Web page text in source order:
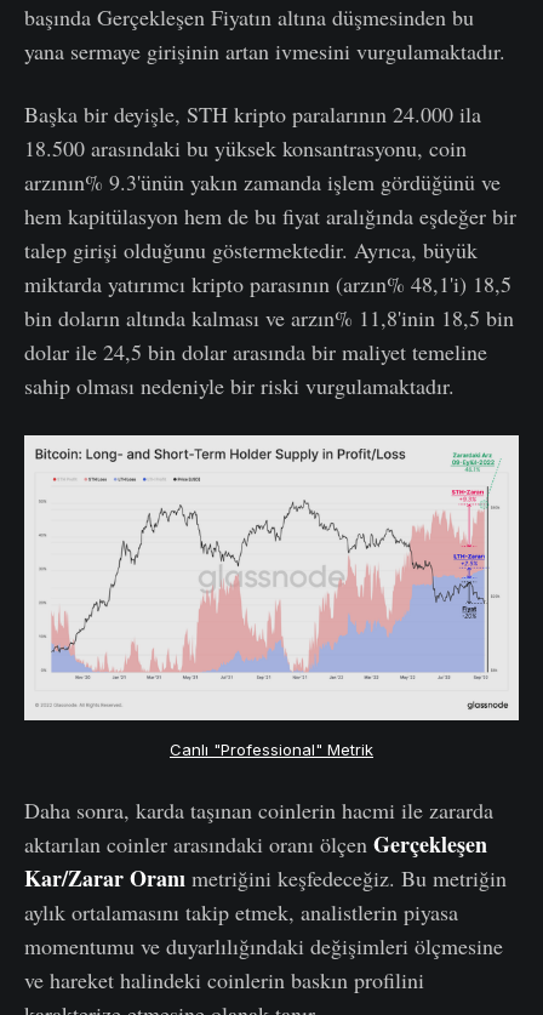
başında Gerçekleşen Fiyatın altına düşmesinden bu
yana sermaye girişinin artan ivmesini vurgulamaktadır.
Başka bir deyişle, STH kripto paralarının 24.000 ila
18.500 arasındaki bu yüksek konsantrasyonu, coin
arzının% 9.3'ünün yakın zamanda işlem gördüğünü ve
hem kapitülasyon hem de bu fiyat aralığında eşdeğer bir
talep girişi olduğunu göstermektedir. Ayrıca, büyük
miktarda yatırımcı kripto parasının (arzın% 48,1'i) 18,5
bin doların altında kalması ve arzın% 11,8'inin 18,5 bin
dolar ile 24,5 bin dolar arasında bir maliyet temeline
sahip olması nedeniyle bir riski vurgulamaktadır.
Canlı "Professional" Metrik
Daha sonra, karda taşınan coinlerin hacmi ile zararda
aktarılan coinler arasındaki oranı ölçen Gerçekleşen
Kar/Zarar Oranı metriğini keşfedeceğiz. Bu metriğin
aylık ortalamasını takip etmek, analistlerin piyasa
momentumu ve duyarlılığındaki değişimleri ölçmesine
ve hareket halindeki coinlerin baskın profilini